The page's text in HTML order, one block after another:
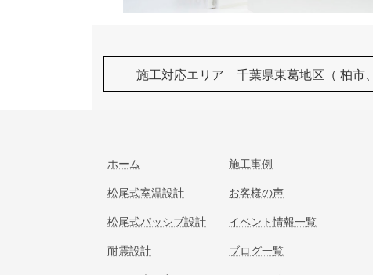
施工対応エリア 千葉県東葛地区（ 柏市
ホーム
松尾式室温設計
松尾式パッシブ設計
耐震設計
施工事例
お客様の声
イベント情報一覧
ブログ一覧